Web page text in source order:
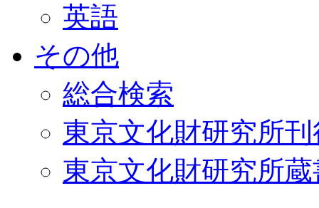
英語
その他
総合検索
東京文化財研究所
東京文化財研究所